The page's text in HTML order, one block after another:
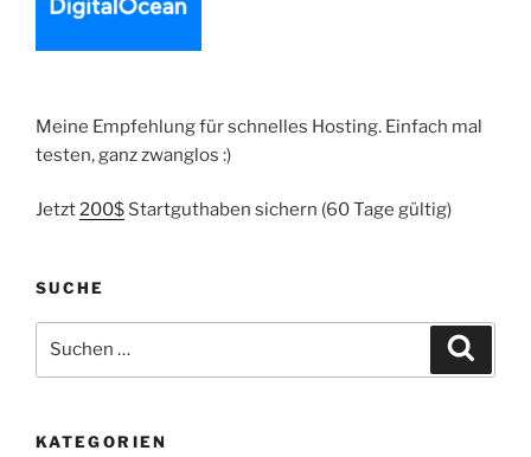
Meine Empfehlung für schnelles Hosting. Einfach mal
testen, ganz zwanglos :)
Jetzt200$ Startguthaben sichern (60 Tage gültig)
SUCHE
nach:
KATEGORIEN